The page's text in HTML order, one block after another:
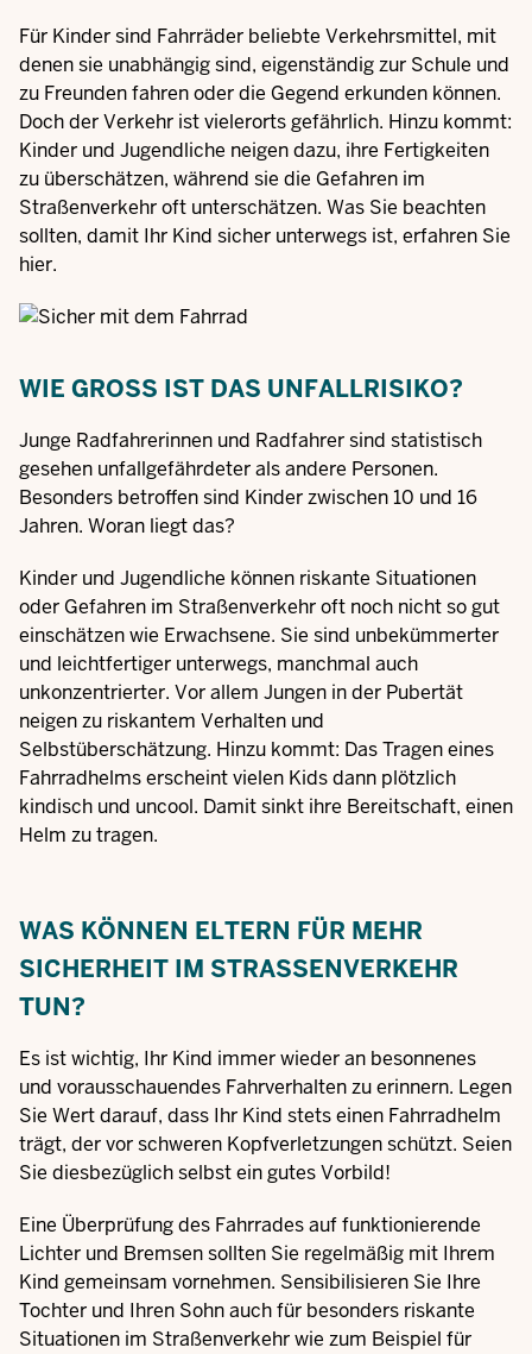
Für Kinder sind Fahrräder beliebte Verkehrsmittel, mit
denen sie unabhängig sind, eigenständig zur Schule und
zu Freunden fahren oder die Gegend erkunden können.
Doch der Verkehr ist vielerorts gefährlich. Hinzu kommt:
Kinder und Jugendliche neigen dazu, ihre Fertigkeiten
zu überschätzen, während sie die Gefahren im
Straßenverkehr oft unterschätzen. Was Sie beachten
sollten, damit Ihr Kind sicher unterwegs ist, erfahren Sie
hier.
WIE GROSS IST DAS UNFALLRISIKO?
Junge Radfahrerinnen und Radfahrer sind statistisch
gesehen unfallgefährdeter als andere Personen.
Besonders betroffen sind Kinder zwischen 10 und 16
Jahren. Woran liegt das?
Kinder und Jugendliche können riskante Situationen
oder Gefahren im Straßenverkehr oft noch nicht so gut
einschätzen wie Erwachsene. Sie sind unbekümmerter
und leichtfertiger unterwegs, manchmal auch
unkonzentrierter. Vor allem Jungen in der Pubertät
neigen zu riskantem Verhalten und
Selbstüberschätzung. Hinzu kommt: Das Tragen eines
Fahrradhelms erscheint vielen Kids dann plötzlich
kindisch und uncool. Damit sinkt ihre Bereitschaft, einen
Helm zu tragen.
WAS KÖNNEN ELTERN FÜR MEHR
SICHERHEIT IM STRASSENVERKEHR T
UN?
Es ist wichtig, Ihr Kind immer wieder an besonnenes
und vorausschauendes Fahrverhalten zu erinnern. Legen
Sie Wert darauf, dass Ihr Kind stets einen Fahrradhelm
trägt, der vor schweren Kopfverletzungen schützt. Seien
Sie diesbezüglich selbst ein gutes Vorbild!
Eine Überprüfung des Fahrrades auf funktionierende
Lichter und Bremsen sollten Sie regelmäßig mit Ihrem
Kind gemeinsam vornehmen. Sensibilisieren Sie Ihre
Tochter und Ihren Sohn auch für besonders riskante
Situationen im Straßenverkehr wie zum Beispiel für